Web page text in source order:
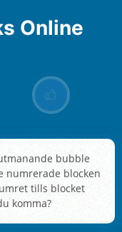
Online
bubble
numrerade blocken
tills blocket
komma?